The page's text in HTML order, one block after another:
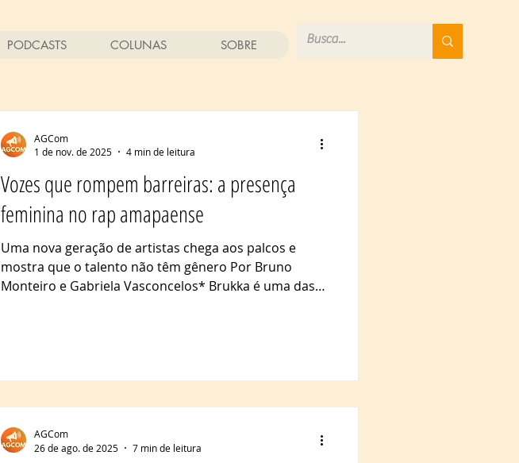
PODCASTS COLUNAS SOBRE
Vozes que rompem barreiras: a presença
feminina no rap amapaense
Uma nova geração de artistas chega aos palcos e
mostra que o talento não têm gênero Por Bruno
Monteiro e Gabriela Vasconcelos* Brukka é uma das
de denúncia, dando voz a jovens negros e latinos que
AGCom
1 de nov. de 2025
4 min de leitura
AGCom
26 de ago. de 2025
7 min de leitura